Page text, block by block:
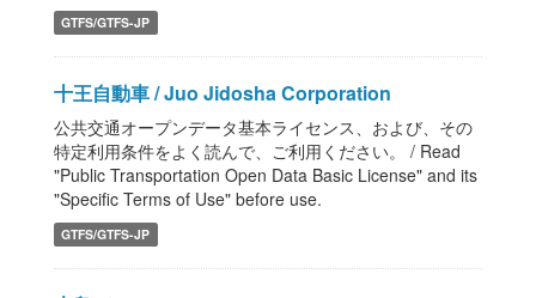
GTFS/GTFS-JP
十王自動車 / Juo Jidosha Corporation
公共交通オープンデータ基本ライセンス、および、その
特定利用条件をよく読んで、ご利用ください。 / Read
"Public Transportation Open Data Basic License" and its
"Specific Terms of Use" before use.
GTFS/GTFS-JP